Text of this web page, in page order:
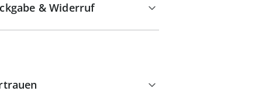
& Widerruf